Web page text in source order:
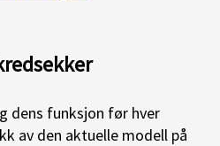
dens funksjon før hver
av den aktuelle modell på